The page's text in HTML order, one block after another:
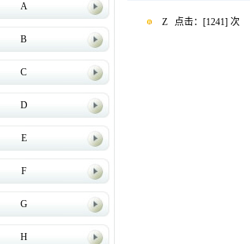
A
B
C
D
E
F
G
H
Z点击：[1241] 次